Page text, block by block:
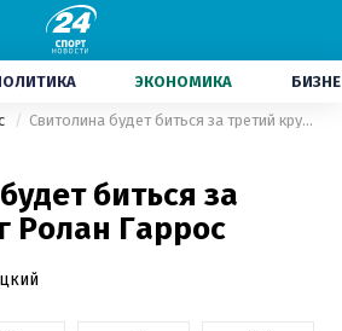
ЭКОНОМИКА
Свитолина будет биться за третий круг Ролан Гаррос
биться за
Ролан Гаррос